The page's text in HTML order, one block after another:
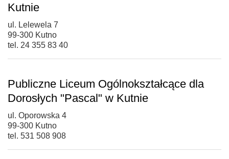
Kutnie
ul. Lelewela 7
99-300 Kutno
tel. 24 355 83 40
Publiczne Liceum Ogólnokształcące dla
Dorosłych "Pascal" w Kutnie
ul. Oporowska 4
99-300 Kutno
tel. 531 508 908